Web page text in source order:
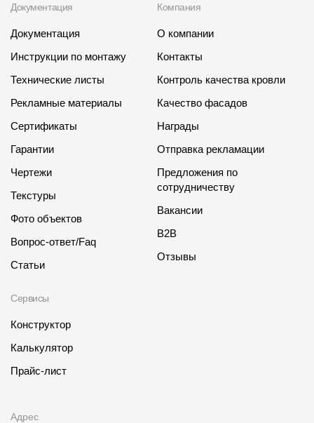
Документация
Документация
Инструкции по монтажу
Технические листы
Рекламные материалы
Сертификаты
Гарантии
Чертежи
Текстуры
Фото объектов
Вопрос-ответ/Faq
Статьи
Сервисы
Конструктор
Калькулятор
Прайс-лист
Компания
О компании
Контакты
Контроль качества кровли
Качество фасадов
Награды
Отправка рекламации
Предложения по
сотрудничеству
Вакансии
B2B
Отзывы
Адрес